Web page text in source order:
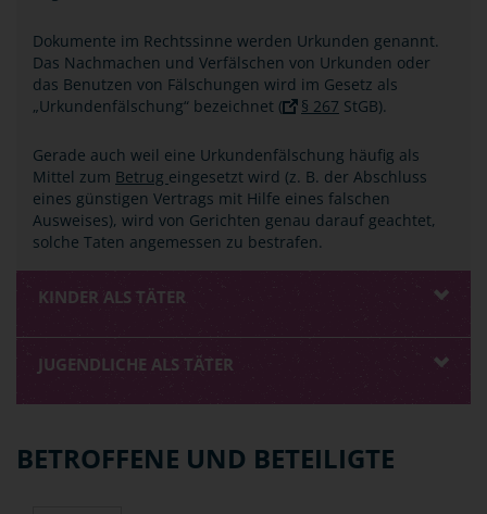
Dokumente im Rechtssinne werden Urkunden genannt.
Das Nachmachen und Verfälschen von Urkunden oder
das Benutzen von Fälschungen wird im Gesetz als
„Urkundenfälschung“ bezeichnet (
§ 267 StGB).
Gerade auch weil eine Urkundenfälschung häufig als
Mittel zum Betrug eingesetzt wird (z. B. der Abschluss
eines günstigen Vertrags mit Hilfe eines falschen
Ausweises), wird von Gerichten genau darauf geachtet,
solche Taten angemessen zu bestrafen.
KINDER ALS TÄTER
JUGENDLICHE ALS TÄTER
BETROFFENE UND BETEILIGTE